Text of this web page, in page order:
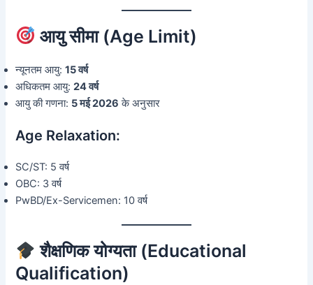
आयु सीमा (Age Limit)
न्यूनतम आयु:15 वर्ष
अधिकतम आयु:24 वर्ष
आयु की गणना: 5 मई 2026 के अनुसार
Age Relaxation:
SC/ST: 5 वर्ष
OBC: 3 वर्ष
PwBD/Ex-Servicemen: 10 वर्ष
शैक्षणिक योग्यता (Educational
Qualification)